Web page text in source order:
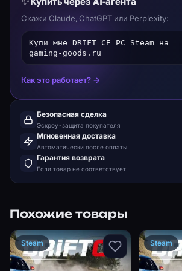
Скажи Claude, ChatGPT или Perplexity:
Купи мне DRIFT CE PC Steam на
gaming-goods.ru
Как это работает? →
Безопасная сделка
Эскроу-защита покупателя
Мгновенная доставка
Автоматически после оплаты
Гарантия возврата
Если товар не соответствует
Похожие товары
Steam Steam